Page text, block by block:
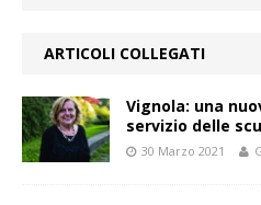
ARTICOLI COLLEGATI
Vignola: una
servizio delle
30 Marzo 2021